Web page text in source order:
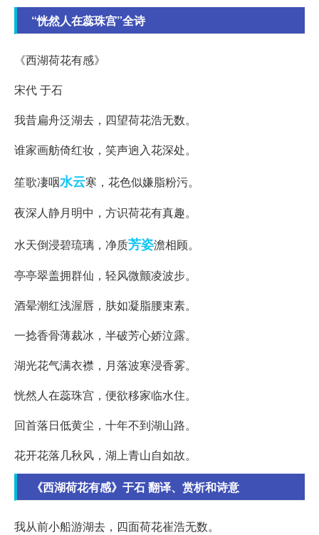
“恍然人在蕊珠宫”全诗
《西湖荷花有感》
宋代 于石
我昔扁舟泛湖去，四望荷花浩无数。
谁家画舫倚红妆，笑声逈入花深处。
笙歌凄咽水云寒，花色似嫌脂粉污。
夜深人静月明中，方识荷花有真趣。
水天倒浸碧琉璃，净质芳姿澹相顾。
亭亭翠盖拥群仙，轻风微颤凌波步。
酒晕潮红浅渥唇，肤如凝脂腰束素。
一捻香骨薄裁冰，半破芳心娇泣露。
湖光花气满衣襟，月落波寒浸香雾。
恍然人在蕊珠宫，便欲移家临水住。
回首落日低黄尘，十年不到湖山路。
花开花落几秋风，湖上青山自如故。
《西湖荷花有感》于石 翻译、赏析和诗意
我从前小船游湖去，四面荷花崔浩无数。